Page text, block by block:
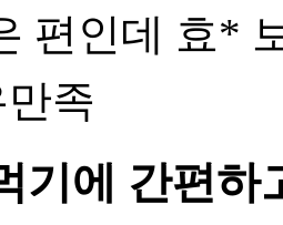
편인데 효*
족
기에 간편하